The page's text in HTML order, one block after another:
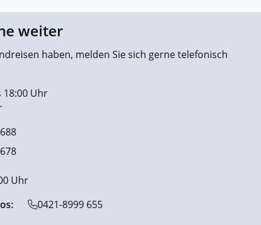
weiter
haben, melden Sie sich gerne telefonisch
18:00 Uhr
Uhr
0421-8999 655